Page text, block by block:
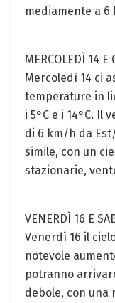
mediamente a
MERCOLEDÌ 14 E
Mercoledì 14 ci
temperature in
i 5°C e i 14°C. Il
di 6 km/h da
simile, con un
stazionarie,
VENERDÌ 16 E
Venerdì 16 il
notevole
potranno
debole, con una